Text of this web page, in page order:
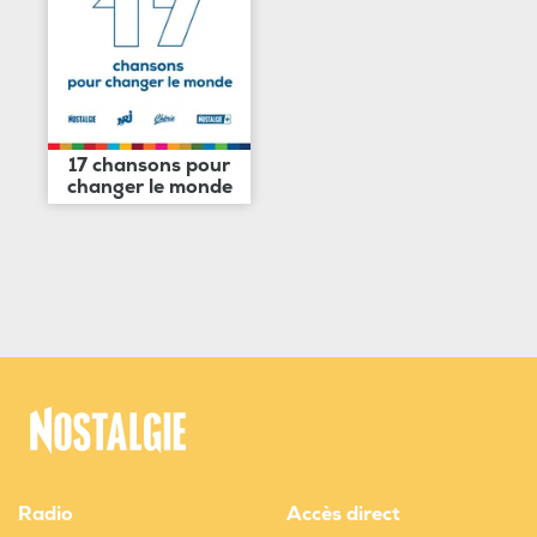
17 chansons pour
changer le monde
Radio Accès direct